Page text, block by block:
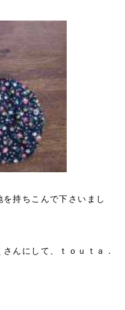
持ちこんで下さいまし
んにして、ｔｏｕｔａ．